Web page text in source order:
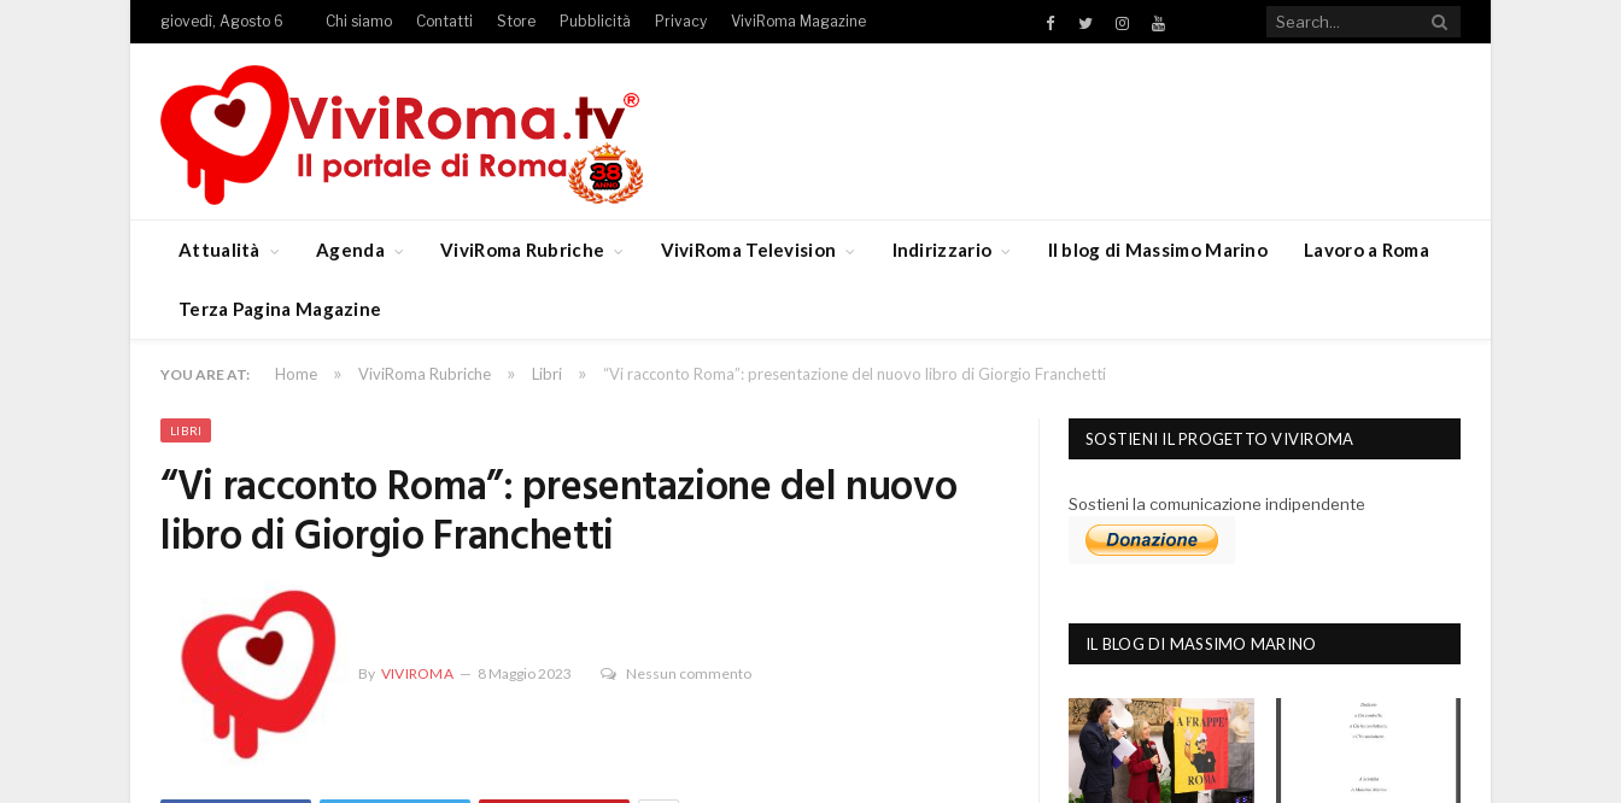
giovedì, Agosto 6 Chi siamo Contatti Store Pubblicità Privacy ViviRoma Magazine Facebook
TwitterInstagramYouTube
Attualità Agenda ViviRoma Rubriche ViviRoma Television Indirizzario Il blog di Massimo Marino Lavoro a Roma
Terza Pagina Magazine
YOU ARE AT: Home » ViviRoma Rubriche » Libri » “Vi racconto Roma”: presentazione del nuovo libro di Giorgio Franchetti
LIBRI
“Vi racconto Roma”: presentazione del nuovo
libro di Giorgio Franchetti
By VIVIROMA 8 Maggio 2023 Nessun commento
SOSTIENI IL PROGETTO VIVIROMA
Sostieni la comunicazione indipendente
IL BLOG DI MASSIMO MARINO